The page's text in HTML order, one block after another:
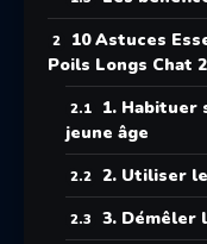
10 Astuces
Poils Longs Chat
1. Habituer
jeune âge
2. Utiliser
3. Démêler